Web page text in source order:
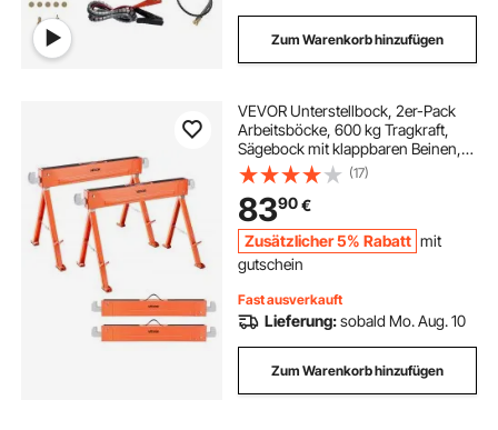
Zum Warenkorb hinzufügen
VEVOR Unterstellbock, 2er-Pack
Arbeitsböcke, 600 kg Tragkraft,
Sägebock mit klappbaren Beinen,
tragbarer Klappbock mit
rutschfesten Fußpolstern, für
Holzarbeiten, Tischler &
Bauunternehmer
(17)
8390€
Zusätzlicher 5% Rabatt mit
gutschein
Fast ausverkauft
Lieferung:sobald Mo. Aug. 10
Zum Warenkorb hinzufügen